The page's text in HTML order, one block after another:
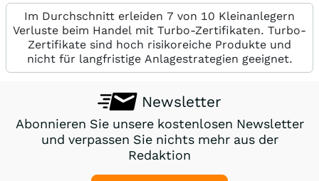
Im Durchschnitt erleiden 7 von 10 Kleinanlegern
Verluste beim Handel mit Turbo-Zertifikaten. Turbo-
Zertifikate sind hoch risikoreiche Produkte und
nicht für langfristige Anlagestrategien geeignet.
Newsletter
Abonnieren Sie unsere kostenlosen Newsletter
und verpassen Sie nichts mehr aus der
Redaktion